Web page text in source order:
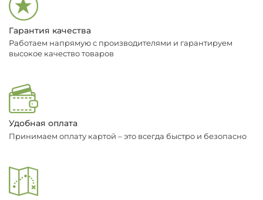
Гарантия качества
Работаем напрямую с производителями и гарантируем
высокое качество товаров
Удобная оплата
Принимаем оплату картой – это всегда быстро и безопасно